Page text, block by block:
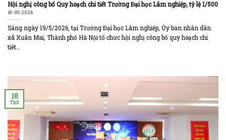
Hội nghị công bố Quy hoạch chi tiết Trường Đại học Lâm nghiệp, tỷ lệ 1/500
19-05-2026
Sáng ngày 19/5/2026, tại Trường Đại học Lâm nghiệp, Ủy ban nhân dân
xã Xuân Mai, Thành phố Hà Nội tổ chức hội nghị công bố quy hoạch chi
tiết...
18
Th5